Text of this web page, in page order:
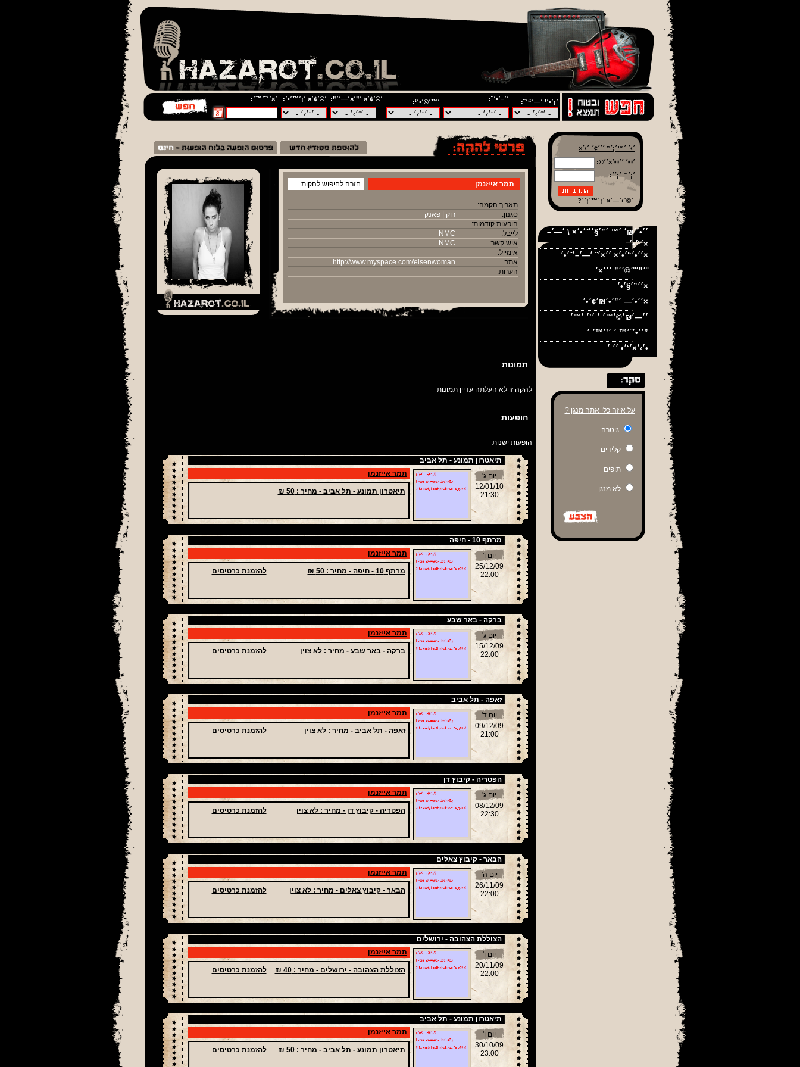
׳×׳׳¨׳™׳: ׳©׳¢׳× ׳¡׳™׳•׳: ׳©׳¢׳× ׳”׳×׳—׳׳”: ׳™׳©׳•׳‘: ׳׳–׳•׳¨: ׳¡׳•׳’ ׳—׳“׳¨:
חזרה לחיפוש להקות תמר אייזנמן
תאריך הקמה:
רוק | פאנק
סגנון:
הופעות קודמות:
NMC
לייבל:
NMC
איש קשר:
אימייל:
http://www.myspace.com/eisenwoman
אתר:
הערות:
תמונות
להקה זו לא העלתה עדיין תמונות
הופעות
הופעות ישנות
תיאטרון תמונע - תל אביב
תמר אייזנמן
תיאטרון תמונע - תל אביב - מחיר : 50 ₪
יום ג'
12/01/10
21:30
מרתף 10 - חיפה
תמר אייזנמן
מרתף 10 - חיפה - מחיר : 50 ₪ להזמנת כרטיסים
יום ו'
25/12/09
22:00
ברקה - באר שבע
תמר אייזנמן
ברקה - באר שבע - מחיר : לא צוין להזמנת כרטיסים
יום ג'
15/12/09
22:00
זאפה - תל אביב
תמר אייזנמן
זאפה - תל אביב - מחיר : לא צוין להזמנת כרטיסים
יום ד'
09/12/09
21:00
הפטריה - קיבוץ דן
תמר אייזנמן
הפטריה - קיבוץ דן - מחיר : לא צוין להזמנת כרטיסים
יום ג'
08/12/09
22:30
הבאר - קיבוץ צאלים
תמר אייזנמן
הבאר - קיבוץ צאלים - מחיר : לא צוין להזמנת כרטיסים
יום ה'
26/11/09
22:00
הצוללת הצהובה - ירושלים
תמר אייזנמן
הצוללת הצהובה - ירושלים - מחיר : 40 ₪ להזמנת כרטיסים
יום ו'
20/11/09
22:00
תיאטרון תמונע - תל אביב
תמר אייזנמן
תיאטרון תמונע - תל אביב - מחיר : 50 ₪ להזמנת כרטיסים
יום ו'
30/10/09
23:00
׳›׳ ׳™׳¡׳” ׳׳׳¢׳¨׳›׳×
׳©׳ ׳׳©׳×׳׳©:
׳¡׳™׳¡׳׳:
׳©׳›׳—׳× ׳¡׳™׳¡׳׳?
׳׳•׳׳₪׳ ׳™ ׳”׳§׳׳˜׳•׳× \ ׳—׳–
׳¨׳•׳×
׳׳•׳“׳•׳× ׳׳×׳¨ ׳—׳–׳¨׳•׳×
׳”׳¨׳©׳׳” ׳׳׳×׳¨
׳׳”׳§׳•׳×
׳׳•׳— ׳”׳•׳₪׳¢׳•׳×
׳׳•׳¨׳™ ׳ ׳’׳™׳ ׳”
׳›׳×׳‘׳• ׳׳ ׳•
על איזה כלי אתה מנגן ?
גיטרה
קלידים
תופים
לא מנגן